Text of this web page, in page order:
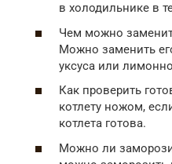
в холодильнике в
Чем можно
Можно заменить
уксуса или
Как проверить
котлету ножом,
котлета готова.
Можно ли